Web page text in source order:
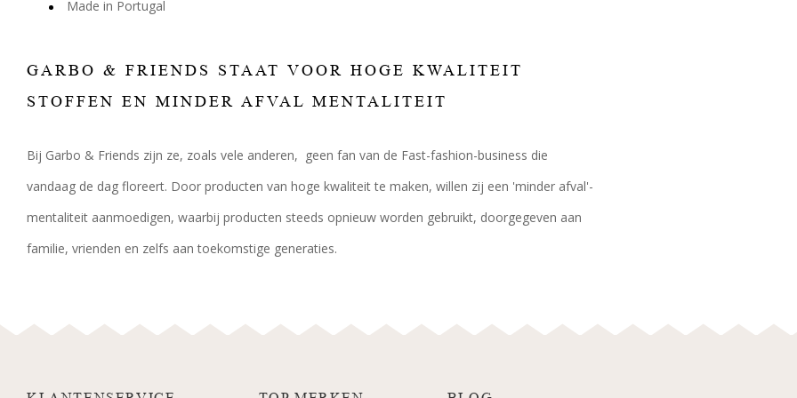
Made in Portugal
GARBO & FRIENDS STAAT VOOR HOGE KWALITEIT
STOFFEN EN MINDER AFVAL MENTALITEIT
Bij Garbo & Friends zijn ze, zoals vele anderen, geen fan van de Fast-fashion-business die
vandaag de dag floreert. Door producten van hoge kwaliteit te maken, willen zij een 'minder afval'-
mentaliteit aanmoedigen, waarbij producten steeds opnieuw worden gebruikt, doorgegeven aan
familie, vrienden en zelfs aan toekomstige generaties.